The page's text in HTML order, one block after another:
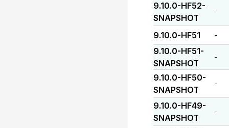
9.10.0-HF52-
SNAPSHOT
-
9.10.0-HF51 -
9.10.0-HF51-
SNAPSHOT
-
9.10.0-HF50-
SNAPSHOT
-
9.10.0-HF49-
SNAPSHOT
-